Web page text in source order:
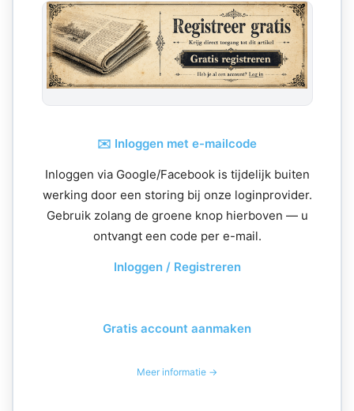
✉️ Inloggen met e-mailcode
Inloggen via Google/Facebook is tijdelijk buiten
werking door een storing bij onze loginprovider.
Gebruik zolang de groene knop hierboven — u
ontvangt een code per e-mail.
Inloggen / Registreren
Gratis account aanmaken
Meer informatie →